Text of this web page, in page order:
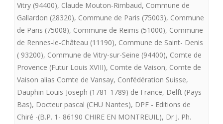
de
Fontevrault
présente
SACRE
DE
LOUIS
Vitry (94400), Claude Mouton-Rimbaud, Commune de
Gallardon (28320), Commune de Paris (75003), Commune
de Paris (75008), Commune de Reims (51000), Commune
de Rennes-le-Château (11190), Commune de Saint- Denis
( 93200), Commune de Vitry-sur-Seine (94400), Comte de
Provence (Futur Louis XVIII), Comte de Vaison, Comte de
Vaison alias Comte de Vansay, Confédération Suisse,
Dauphin Louis-Joseph (1781-1789) de France, Delft (Pays-
Bas), Docteur pascal (CHU Nantes), DPF - Editions de
Chiré -(B.P. 1- 86190 CHIRE EN MONTREUIL), Dr J. Ph.